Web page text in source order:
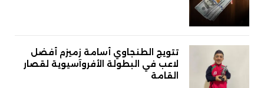
تتويج الطنجاوي أسامة زميزم أفضل
لاعب في البطولة الأفروآسيوية لقصار
القامة